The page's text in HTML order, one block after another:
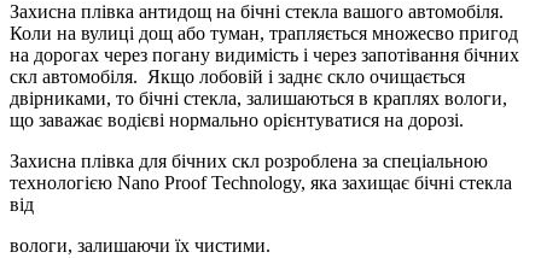
Захисна плівка антидощ на бічні стекла вашого автомобіля.
Коли на вулиці дощ або туман, трапляється множесво пригод
на дорогах через погану видимість і через запотівання бічних
скл автомобіля. Якщо лобовій і заднє скло очищається
двірниками, то бічні стекла, залишаються в краплях вологи,
що заважає водієві нормально орієнтуватися на дорозі.
Захисна плівка для бічних скл розроблена за спеціальною
технологією Nano Proof Technology, яка захищає бічні стекла
від
вологи, залишаючи їх чистими.